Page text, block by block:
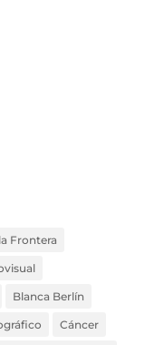
Frontera
Blanca Berlín
Cáncer